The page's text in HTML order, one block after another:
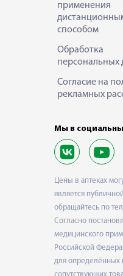
применения
способом
Обработка
персональных
Согласие на
рекламных
Мы в
Цены в аптеках
является
обращайтесь по
Согласно
медицинского
Российской
для определённых